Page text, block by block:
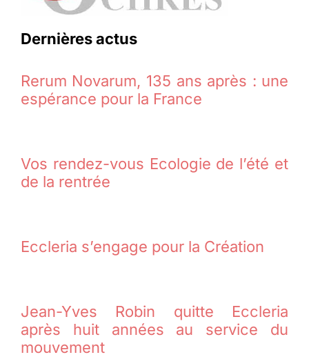
Dernières actus
Rerum Novarum, 135 ans après : une
espérance pour la France
Vos rendez-vous Ecologie de l’été et
de la rentrée
Eccleria s’engage pour la Création
Jean-Yves Robin quitte Eccleria
après huit années au service du
mouvement